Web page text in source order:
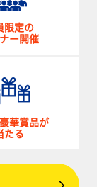
限定の
ー開催
華賞品が
たる